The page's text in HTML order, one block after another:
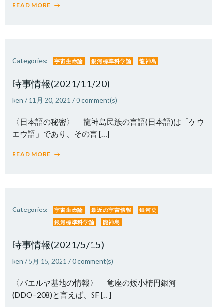
READ MORE
Categories: 宇宙生命論 銀河標準科学論 龍神島
時事情報(2021/11/20)
ken / 11月 20, 2021 /0comment(s)
〈日本語の秘密〉 龍神島民族の言語(日本語)は「ケウ
エウ語」であり、その言 […]
READ MORE
Categories: 宇宙生命論 最近の宇宙情報
銀河史
銀河標準科学論
龍神島
時事情報(2021/5/15)
ken / 5月 15, 2021 /0comment(s)
〈バエルヤ基地の情報〉 竜座の矮小楕円銀河
(DDO−208)と言えば、SF […]